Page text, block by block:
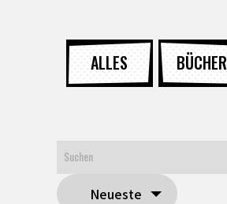
ALLES BÜCHER
Neueste